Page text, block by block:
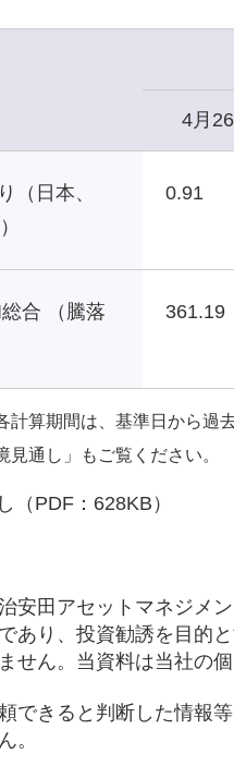
4月
（日本、
0.91
合 （騰落
361.19
計算期間は、基準日から過
見通し」もご覧ください。
（PDF：628KB）
安田アセットマネジメ
あり、投資勧誘を目的
せん。当資料は当社の
できると判断した情報
。